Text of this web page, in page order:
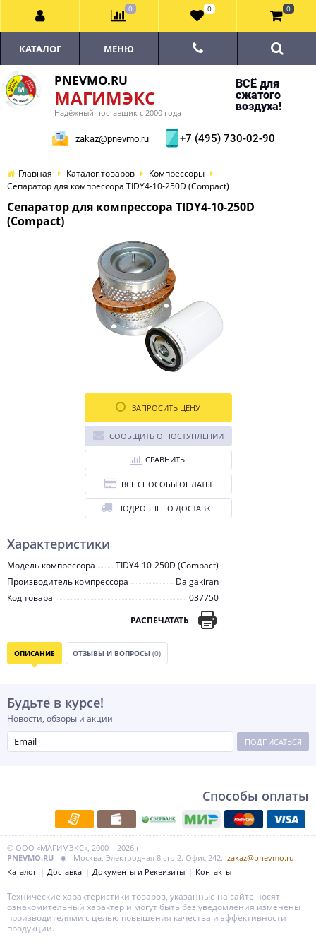
PNEVMO.RU
МАГИМЭКС
Надёжный поставщик с 2000 года
ВСЁ для
сжатого
воздуха!
zakaz@pnevmo.ru +7 (495) 730-02-90
КАТАЛОГ МЕНЮ
Главная Каталог товаров
Компрессоры
Сепаратор для компрессора TIDY4-10-250D (Compact)
Сепаратор для компрессора TIDY4-10-250D
(Compact)
Характеристики
Модель компрессора
TIDY4-10-250D (Compact)
Производитель компрессора
Dalgakiran
Код товара
037750
РАСПЕЧАТАТЬ
ЗАПРОСИТЬ ЦЕНУ
СООБЩИТЬ О ПОСТУПЛЕНИИ
СРАВНИТЬ
ВСЕ СПОСОБЫ ОПЛАТЫ
ПОДРОБНЕЕ О ДОСТАВКЕ
ОПИСАНИЕ ОТЗЫВЫ И ВОПРОСЫ (0)
Будьте в курсе!
Новости, обзоры и акции
ПОДПИСАТЬСЯ
Способы оплаты
© ООО «МАГИМЭКС», 2000 – 2026 г.
PNEVMO.RU –◉– Москва, Электродная 8 стр 2. Офис 242. zakaz@pnevmo.ru
Каталог
Доставка Документы и Реквизиты Контакты
0 0 0
Технические характеристики товаров, указанные на сайте носят
ознакомительный характер и могут быть без уведомления изменены
производителями с целью повышения качества и эффективности
продукции.